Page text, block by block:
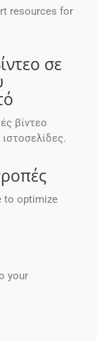
resources for
σε
βίντεο
to optimize
your